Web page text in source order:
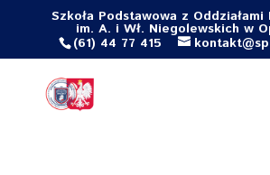
Szkoła Podstawowa z Oddziałami
im. A. i Wł. Niegolewskich w
(61) 44 77 415